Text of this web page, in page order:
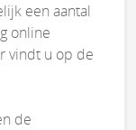
een aantal
online
vindt u op de
de